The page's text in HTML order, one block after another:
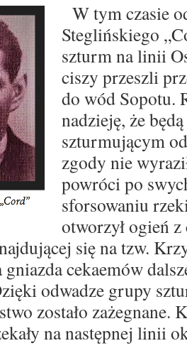
W tym czasie
Steglińskiego
szturm na linii
ciszy przeszli
do wód Sopotu.
nadzieję, że
szturmującym
zgody nie
powróci po
sforsowaniu
otworzył ogień
się na tzw.
cekaemów
odwadze grupy
zostało zażegnane.
na następnej linii